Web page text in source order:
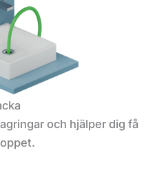
och hjälper dig få